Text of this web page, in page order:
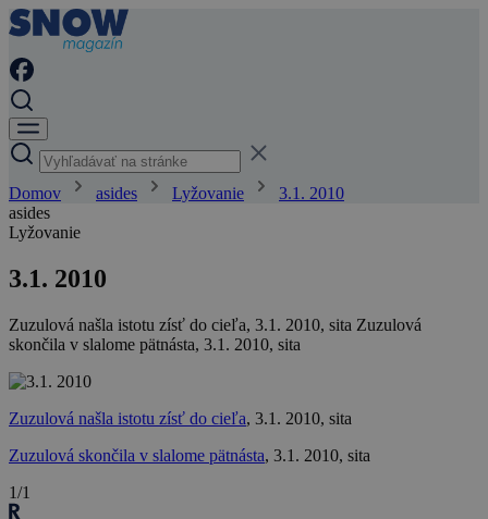
Domov asides Lyžovanie
3.1. 2010
asides
Lyžovanie
3.1. 2010
Zuzulová našla istotu zísť do cieľa, 3.1. 2010, sita Zuzulová
skončila v slalome pätnásta, 3.1. 2010, sita
Zuzulová našla istotu zísť do cieľa, 3.1. 2010, sita
Zuzulová skončila v slalome pätnásta, 3.1. 2010, sita
1/1